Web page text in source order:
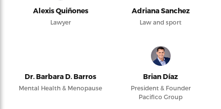
Alexis Quiñones
Lawyer
Adriana Sanchez
Law and sport
Dr. Barbara D. Barros
Mental Health & Menopause
Brian Díaz
President & Founder
Pacifico Group